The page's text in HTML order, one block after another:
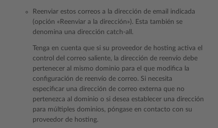
Reenviar estos correos a la dirección de email indicada
(opción «Reenviar a la dirección»). Esta también se
denomina una dirección catch-all.
Tenga en cuenta que si su proveedor de hosting activa el
control del correo saliente, la dirección de reenvío debe
pertenecer al mismo dominio para el que modifica la
configuración de reenvío de correo. Si necesita
especificar una dirección de correo externa que no
pertenezca al dominio o si desea establecer una dirección
para múltiples dominios, póngase en contacto con su
proveedor de hosting.